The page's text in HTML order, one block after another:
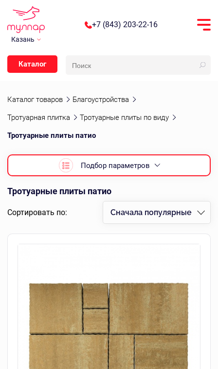
Казань
+7 (843) 203-22-16
Каталог
Каталог товаров Благоустройства
Тротуарная плитка Тротуарные плиты по виду
Тротуарные плиты патио
Подбор параметров
Тротуарные плиты патио
Сортировать по: Сначала популярные